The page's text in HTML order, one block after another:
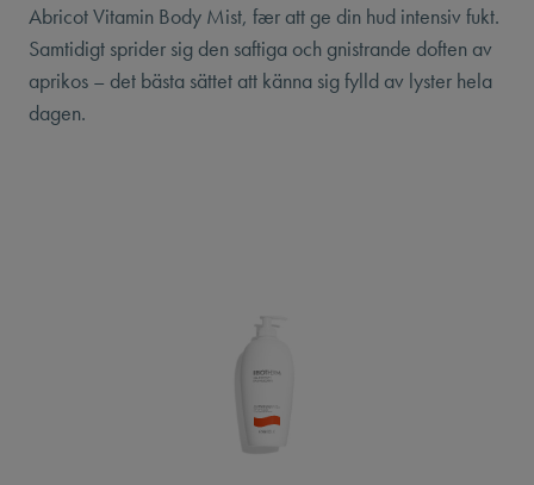
Abricot Vitamin Body Mist, fær att ge din hud intensiv fukt.
Samtidigt sprider sig den saftiga och gnistrande doften av
aprikos – det bästa sättet att känna sig fylld av lyster hela
dagen.